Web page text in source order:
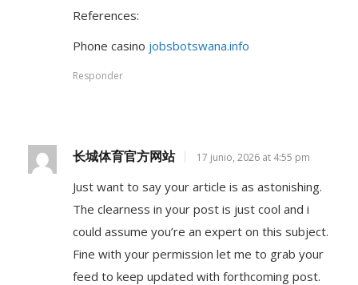
References:
Phone casino jobsbotswana.info
Responder
长城体育官方网站 17 junio, 2026 at 4:55 pm
Just want to say your article is as astonishing.
The clearness in your post is just cool and i
could assume you’re an expert on this subject.
Fine with your permission let me to grab your
feed to keep updated with forthcoming post.